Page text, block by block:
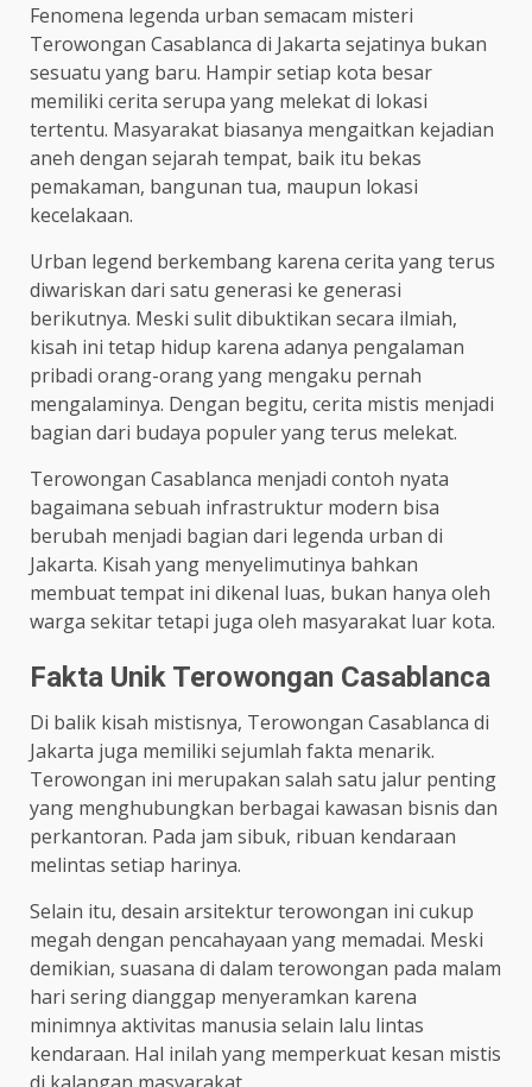
Fenomena legenda urban semacam misteri
Terowongan Casablanca di Jakarta sejatinya bukan
sesuatu yang baru. Hampir setiap kota besar
memiliki cerita serupa yang melekat di lokasi
tertentu. Masyarakat biasanya mengaitkan kejadian
aneh dengan sejarah tempat, baik itu bekas
pemakaman, bangunan tua, maupun lokasi
kecelakaan.
Urban legend berkembang karena cerita yang terus
diwariskan dari satu generasi ke generasi
berikutnya. Meski sulit dibuktikan secara ilmiah,
kisah ini tetap hidup karena adanya pengalaman
pribadi orang-orang yang mengaku pernah
mengalaminya. Dengan begitu, cerita mistis menjadi
bagian dari budaya populer yang terus melekat.
Terowongan Casablanca menjadi contoh nyata
bagaimana sebuah infrastruktur modern bisa
berubah menjadi bagian dari legenda urban di
Jakarta. Kisah yang menyelimutinya bahkan
membuat tempat ini dikenal luas, bukan hanya oleh
warga sekitar tetapi juga oleh masyarakat luar kota.
Fakta Unik Terowongan Casablanca
Di balik kisah mistisnya, Terowongan Casablanca di
Jakarta juga memiliki sejumlah fakta menarik.
Terowongan ini merupakan salah satu jalur penting
yang menghubungkan berbagai kawasan bisnis dan
perkantoran. Pada jam sibuk, ribuan kendaraan
melintas setiap harinya.
Selain itu, desain arsitektur terowongan ini cukup
megah dengan pencahayaan yang memadai. Meski
demikian, suasana di dalam terowongan pada malam
hari sering dianggap menyeramkan karena
minimnya aktivitas manusia selain lalu lintas
kendaraan. Hal inilah yang memperkuat kesan mistis